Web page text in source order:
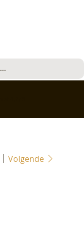
Volgende